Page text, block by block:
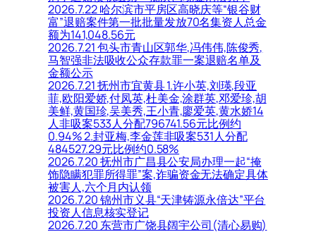
2026.7.22 哈尔滨市平房区高晓庆等“银谷财
富”退赔案件第一批批量发放70名集资人总金
额为141,048.56元
2026.7.21 包头市青山区郭华,冯伟伟,陈俊秀,
马智强非法吸收公众存款罪一案退赔名单及
金额公示
2026.7.21 抚州市宜黄县 1.许小英,刘瑛,段亚
菲,欧阳爱娇,付凤英,杜美金,涂群英,邓爱珍,胡
美鲜,黄国珍,吴美秀,王小青,廖爱英,黄水娇14
人非吸案533人分配796741.56元比例约
0.94% 2.封亚梅,李金莲非吸案531人分配
484527.29元比例约0.58%
2026.7.20 抚州市广昌县公安局办理一起“掩
饰隐瞒犯罪所得罪”案,诈骗资金无法确定具体
被害人,六个月内认领
2026.7.20 锦州市义县“天津铸源永倍达”平台
投资人信息核实登记
2026.7.20 东营市广饶县阔宇公司(清心易购)